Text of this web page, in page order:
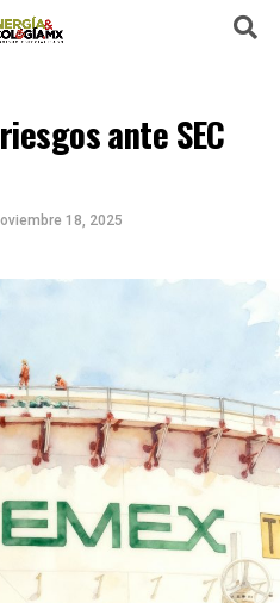
ante SEC
18, 2025